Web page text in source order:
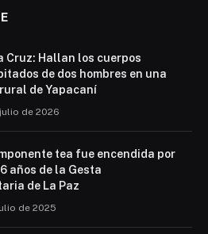
Cruz: Hallan los cuerpos
de dos hombres en una
de Yapacaní
de 2026
tea fue encendida por
años de la Gesta
de La Paz
de 2025